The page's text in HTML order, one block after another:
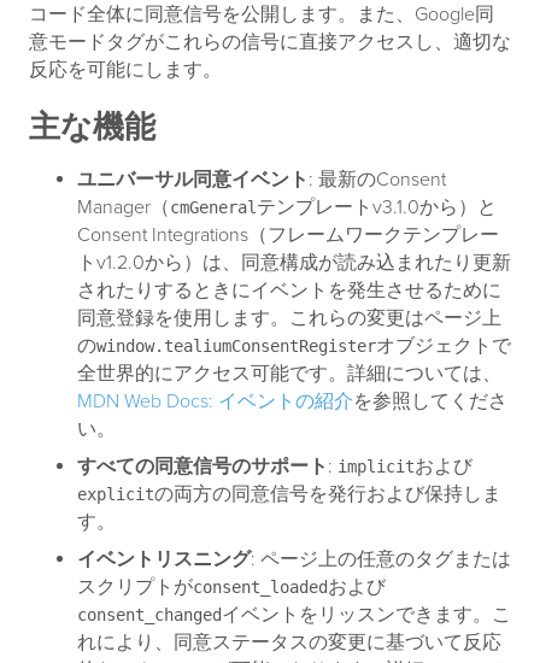
コード全体に同意信号を公開します。また、Google同
意モードタグがこれらの信号に直接アクセスし、適切な
反応を可能にします。
主な機能
ユニバーサル同意イベント : 最新のConsent
Manager（cmGeneral テンプレートv3.1.0から）と
Consent Integrations（フレームワークテンプレー
トv1.2.0から）は、同意構成が読み込まれたり更新
されたりするときにイベントを発生させるために
同意登録を使用します。これらの変更はページ上
のwindow.tealiumConsentRegisterオブジェクトで
全世界的にアクセス可能です。詳細については、
MDN Web Docs: イベントの紹介を参照してくださ
い。
すべての同意信号のサポート : implicitおよび
explicitの両方の同意信号を発行および保持しま
す。
イベントリスニング: ページ上の任意のタグまたは
スクリプトがconsent_loadedおよび
consent_changedイベントをリッスンできます。こ
れにより、同意ステータスの変更に基づいて反応